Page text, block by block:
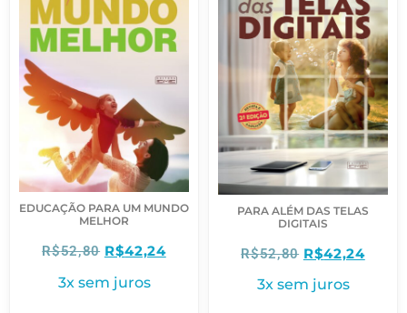
EDUCAÇÃO PARA UM MUNDO
MELHOR
R$52,80 R$42,24
3x sem juros
PARA ALÉM DAS TELAS
DIGITAIS
R$52,80 R$42,24
3x sem juros